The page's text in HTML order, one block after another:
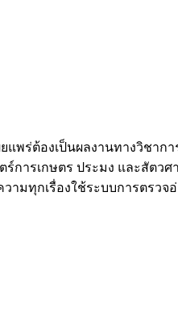
ร่ต้องเป็นผลงานทางวิชา
การเกษตร ประมง และสัต
กเรื่องใช้ระบบการตรวจอ่